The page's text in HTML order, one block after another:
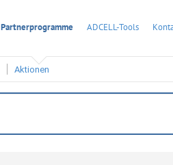
Partnerprogramme ADCELL-Tools
Aktionen